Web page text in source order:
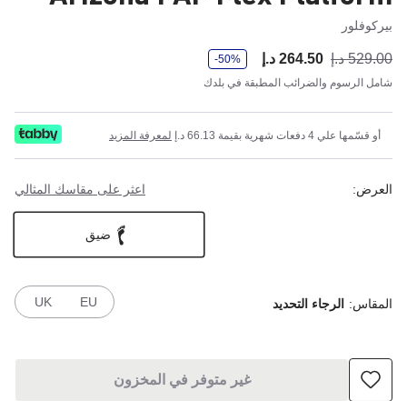
بيركوفلور
529.00 د.إ 264.50 د.إ
-50%
شامل الرسوم والضرائب المطبقة في بلدك
أو قسّمها علي 4 دفعات شهرية بقيمة 66.13 د.إ لمعرفة المزيد
العرض: اعثر على مقاسك المثالي
ضيق
المقاس: الرجاء التحديد EU
UK
غير متوفر في المخزون